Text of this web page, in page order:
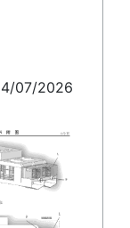
07/2026